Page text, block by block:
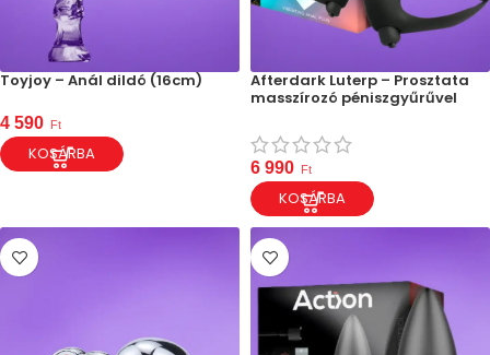
Toyjoy – Anál dildó (16cm)
4 590 Ft
KOSÁRBA
Afterdark Luterp – Prosztata
masszírozó péniszgyűrűvel
6 990 Ft
KOSÁRBA